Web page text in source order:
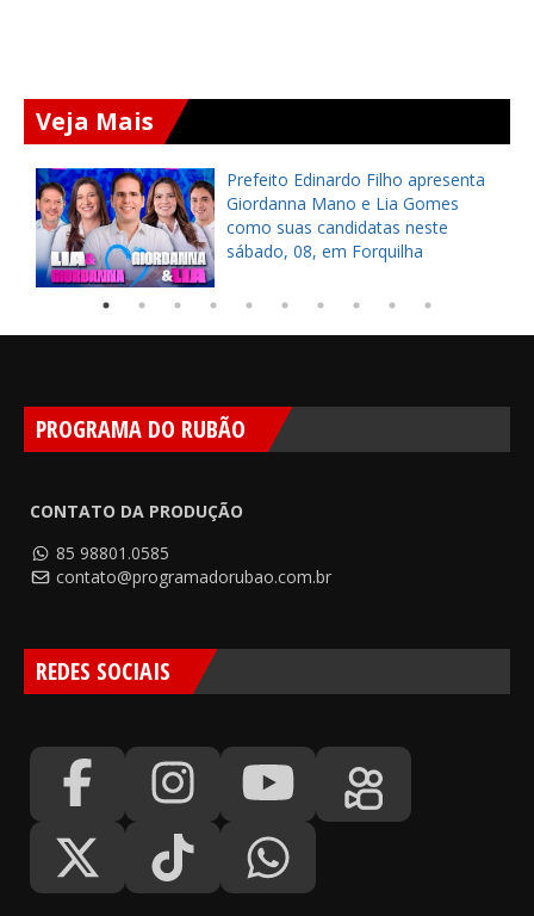
Veja Mais
Prefeito Edinardo Filho apresenta
Giordanna Mano e Lia Gomes
como suas candidatas neste
sábado, 08, em Forquilha
PROGRAMA DO RUBÃO
CONTATO DA PRODUÇÃO
85 98801.0585
contato@programadorubao.com.br
REDES SOCIAIS